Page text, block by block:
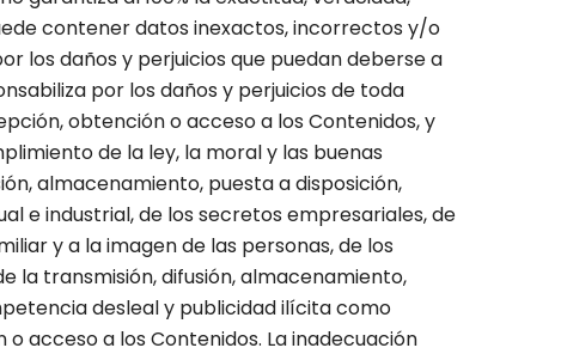
contener datos inexactos, incorrectos y/o
los daños y perjuicios que puedan deberse a
por los daños y perjuicios de toda
obtención o acceso a los Contenidos, y
de la ley, la moral y las buenas
almacenamiento, puesta a disposición,
e industrial, de los secretos empresariales, de
y a la imagen de las personas, de los
transmisión, difusión, almacenamiento,
desleal y publicidad ilícita como
acceso a los Contenidos. La inadecuación